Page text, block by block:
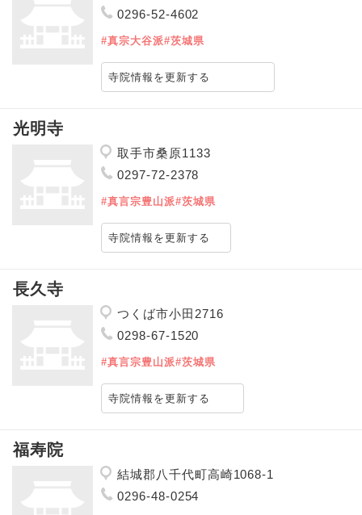
0296-52-4602
#真宗大谷派#茨城県
寺院情報を更新する
光明寺
取手市桑原1133
0297-72-2378
#真言宗豊山派#茨城県
寺院情報を更新する
長久寺
つくば市小田2716
0298-67-1520
#真言宗豊山派#茨城県
寺院情報を更新する
福寿院
結城郡八千代町高崎1068-1
0296-48-0254